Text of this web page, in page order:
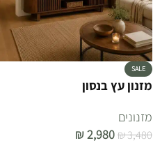
SALE
מזנון עץ בנסון
מזנונים
₪3,480
₪2,980